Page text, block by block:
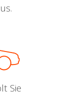
Sie